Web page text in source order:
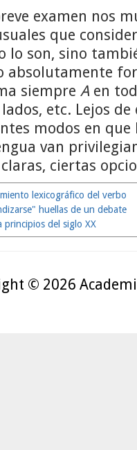
examen nos
que
lo son, sino
absolutamente
siempre A en
etc. Lejos
modos en
van
ciertas
lexicográfico del verbo
huellas de un debate
principios del siglo XX
© 2026